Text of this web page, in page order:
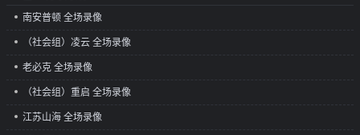
南安普顿 全场录像
（社会组）凌云 全场录像
老必克 全场录像
（社会组）重启 全场录像
江苏山海 全场录像